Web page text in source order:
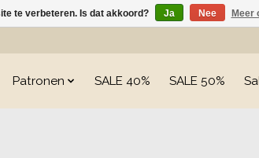
Patronen SALE 40% SALE 50%
te verbeteren. Is dat akkoord? Ja Nee Meer